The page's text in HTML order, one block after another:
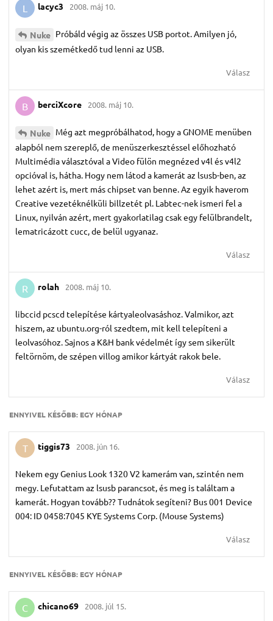
L lacyc3 2008. máj 10.
Nuke Próbáld végig az összes USB portot. Amilyen jó,
olyan kis szemétkedő tud lenni az USB.
Válasz
B berciXcore 2008. máj 10.
Nuke Még azt megpróbálhatod, hogy a GNOME menüben
alapból nem szereplő, de menüszerkesztéssel előhozható
Multimédia választóval a Video fülön megnézed v4l és v4l2
opcióval is, hátha. Hogy nem látod a kamerát az lsusb-ben, az
lehet azért is, mert más chipset van benne. Az egyik haverom
Creative vezetéknélküli billzetét pl. Labtec-nek ismeri fel a
Linux, nyilván azért, mert gyakorlatilag csak egy felülbrandelt,
lematricázott cucc, de belül ugyanaz.
Válasz
R rolah 2008. máj 10.
libccid pcscd telepítése kártyaleolvasáshoz. Valmikor, azt
hiszem, az ubuntu.org-ról szedtem, mit kell telepíteni a
leolvasóhoz. Sajnos a K&H bank védelmét így sem sikerült
feltörnöm, de szépen villog amikor kártyát rakok bele.
Válasz
ENNYIVEL KÉSŐBB: EGY HÓNAP
T tiggis73 2008. jún 16.
Nekem egy Genius Look 1320 V2 kamerám van, szintén nem
megy. Lefutattam az lsusb parancsot, és meg is találtam a
kamerát. Hogyan tovább?? Tudnátok segíteni? Bus 001 Device
004: ID 0458:7045 KYE Systems Corp. (Mouse Systems)
Válasz
ENNYIVEL KÉSŐBB: EGY HÓNAP
C chicano69 2008. júl 15.